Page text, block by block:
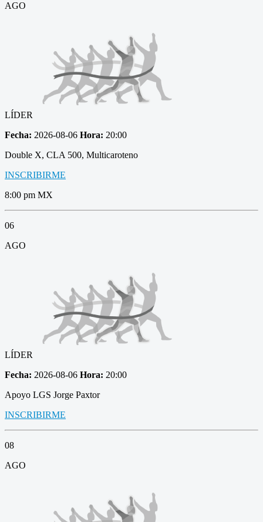
AGO
LÍDER
Fecha: 2026-08-06 Hora: 20:00
Double X, CLA 500, Multicaroteno
INSCRIBIRME
8:00 pm MX
06
AGO
LÍDER
Fecha: 2026-08-06 Hora: 20:00
Apoyo LGS Jorge Paxtor
INSCRIBIRME
08
AGO